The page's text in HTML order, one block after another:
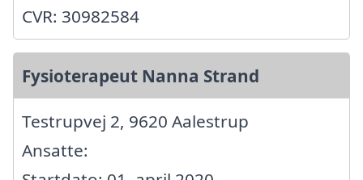
CVR: 30982584
Fysioterapeut Nanna Strand
Testrupvej 2, 9620 Aalestrup
Ansatte: